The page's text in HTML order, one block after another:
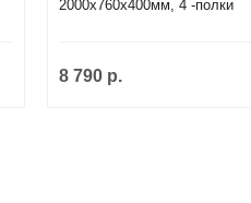
2000х760х400мм, 4 -полки
8 790 р.